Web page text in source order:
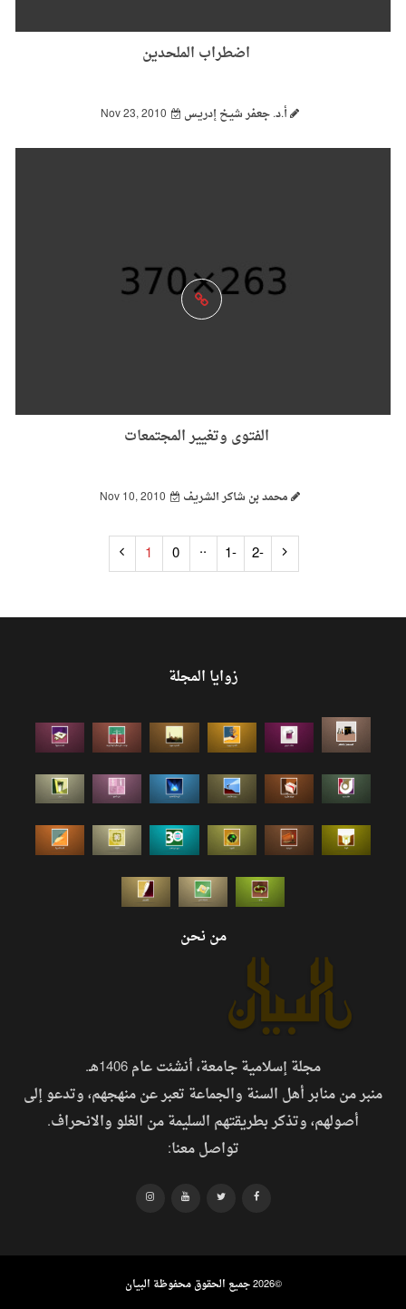
اضطراب الملحدين
أ.د. جعفر شيـخ إدريـس Nov 23, 2010
الفتوى وتغيير المجتمعات
محمد بن شاكر الشريف Nov 10, 2010
-2
-1
..
0
1
زوايا المجلة
من نحن
مجلة إسلامية جامعة، أنشئت عام 1406هـ.
منبر من منابر أهل السنة والجماعة تعبر عن منهجهم، وتدعو إلى
أصولهم، وتذكر بطريقتهم السليمة من الغلو والانحراف.
تواصل معنا:
©2026 جميع الحقوق محفوظة البيان